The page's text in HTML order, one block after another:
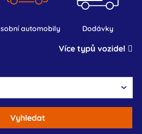
osobní automobily dodávky
Více typů vozidel
Vyhledat